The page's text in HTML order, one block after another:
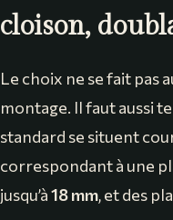
cloison,
Le choix ne se fait pas
montage. Il faut aussi
standard se situent
correspondant à une
jusqu’à18 mm, et des